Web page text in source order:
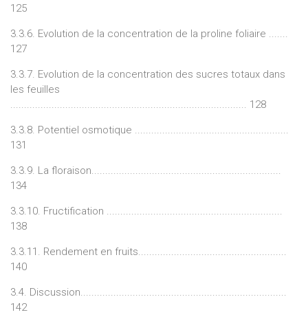
125
3.3.6. Evolution de la concentration de la proline foliaire .......
127
3.3.7. Evolution de la concentration des sucres totaux dans
les feuilles
...................................................................................... 128
3.3.8. Potentiel osmotique ........................................................
131
3.3.9. La floraison.....................................................................
134
3.3.10. Fructification ................................................................
138
3.3.11. Rendement en fruits......................................................
140
3.4. Discussion...........................................................................
142